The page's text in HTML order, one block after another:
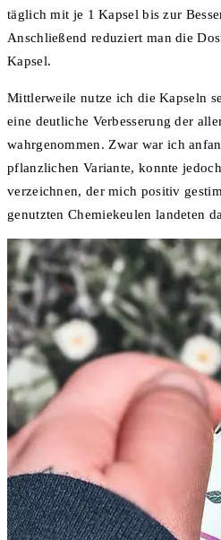
täglich mit je 1 Kapsel bis zur
Anschließend reduziert man die
Kapsel.
Mittlerweile nutze ich die Kapseln
eine deutliche Verbesserung der
wahrgenommen. Zwar war ich
pflanzlichen Variante, konnte
verzeichnen, der mich positiv
genutzten Chemiekeulen landeten